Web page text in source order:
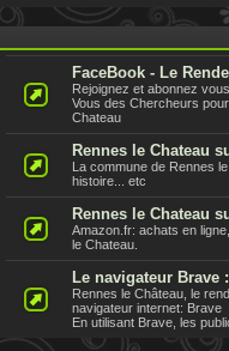
FaceBook - Le
Rejoignez et abonnez
Vous des Chercheurs
Chateau
Rennes le Chateau
La commune de Rennes
histoire... etc
Rennes le Chateau
Amazon.fr: achats en
le Chateau.
Le navigateur
Rennes le Château, le
navigateur internet: Brave
En utilisant Brave, les